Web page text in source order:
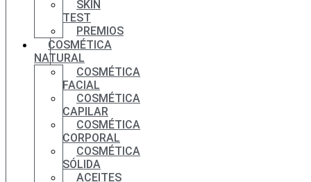
SKIN
TEST
PREMIOS
COSMÉTICA
NATURAL
COSMÉTICA
FACIAL
COSMÉTICA
CAPILAR
COSMÉTICA
CORPORAL
COSMÉTICA
SÓLIDA
ACEITES